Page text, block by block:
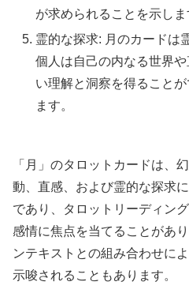
が求められることを示しま
霊的な探求: 月のカードは
個人は自己の内なる世界
い理解と洞察を得ること
ます。
「月」のタロットカードは、
動、直感、および霊的な探求
であり、タロットリーディン
感情に焦点を当てることがあ
ンテキストとの組み合わせに
示唆されることもあります。